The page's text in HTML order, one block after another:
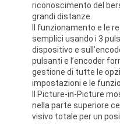
riconoscimento del
grandi distanze.
Il funzionamento e le
semplici usando i 3
dispositivo e
pulsanti e l’encoder
gestione di tutte le
impostazioni e le
Il Picture-in-Picture
nella parte superiore
visivo totale per un